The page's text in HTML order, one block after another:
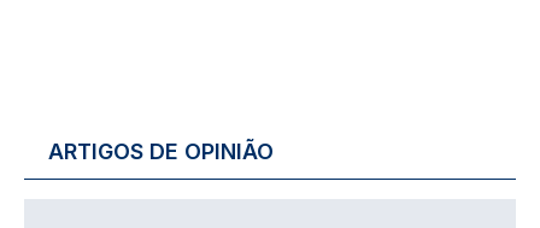
ARTIGOS DE OPINIÃO